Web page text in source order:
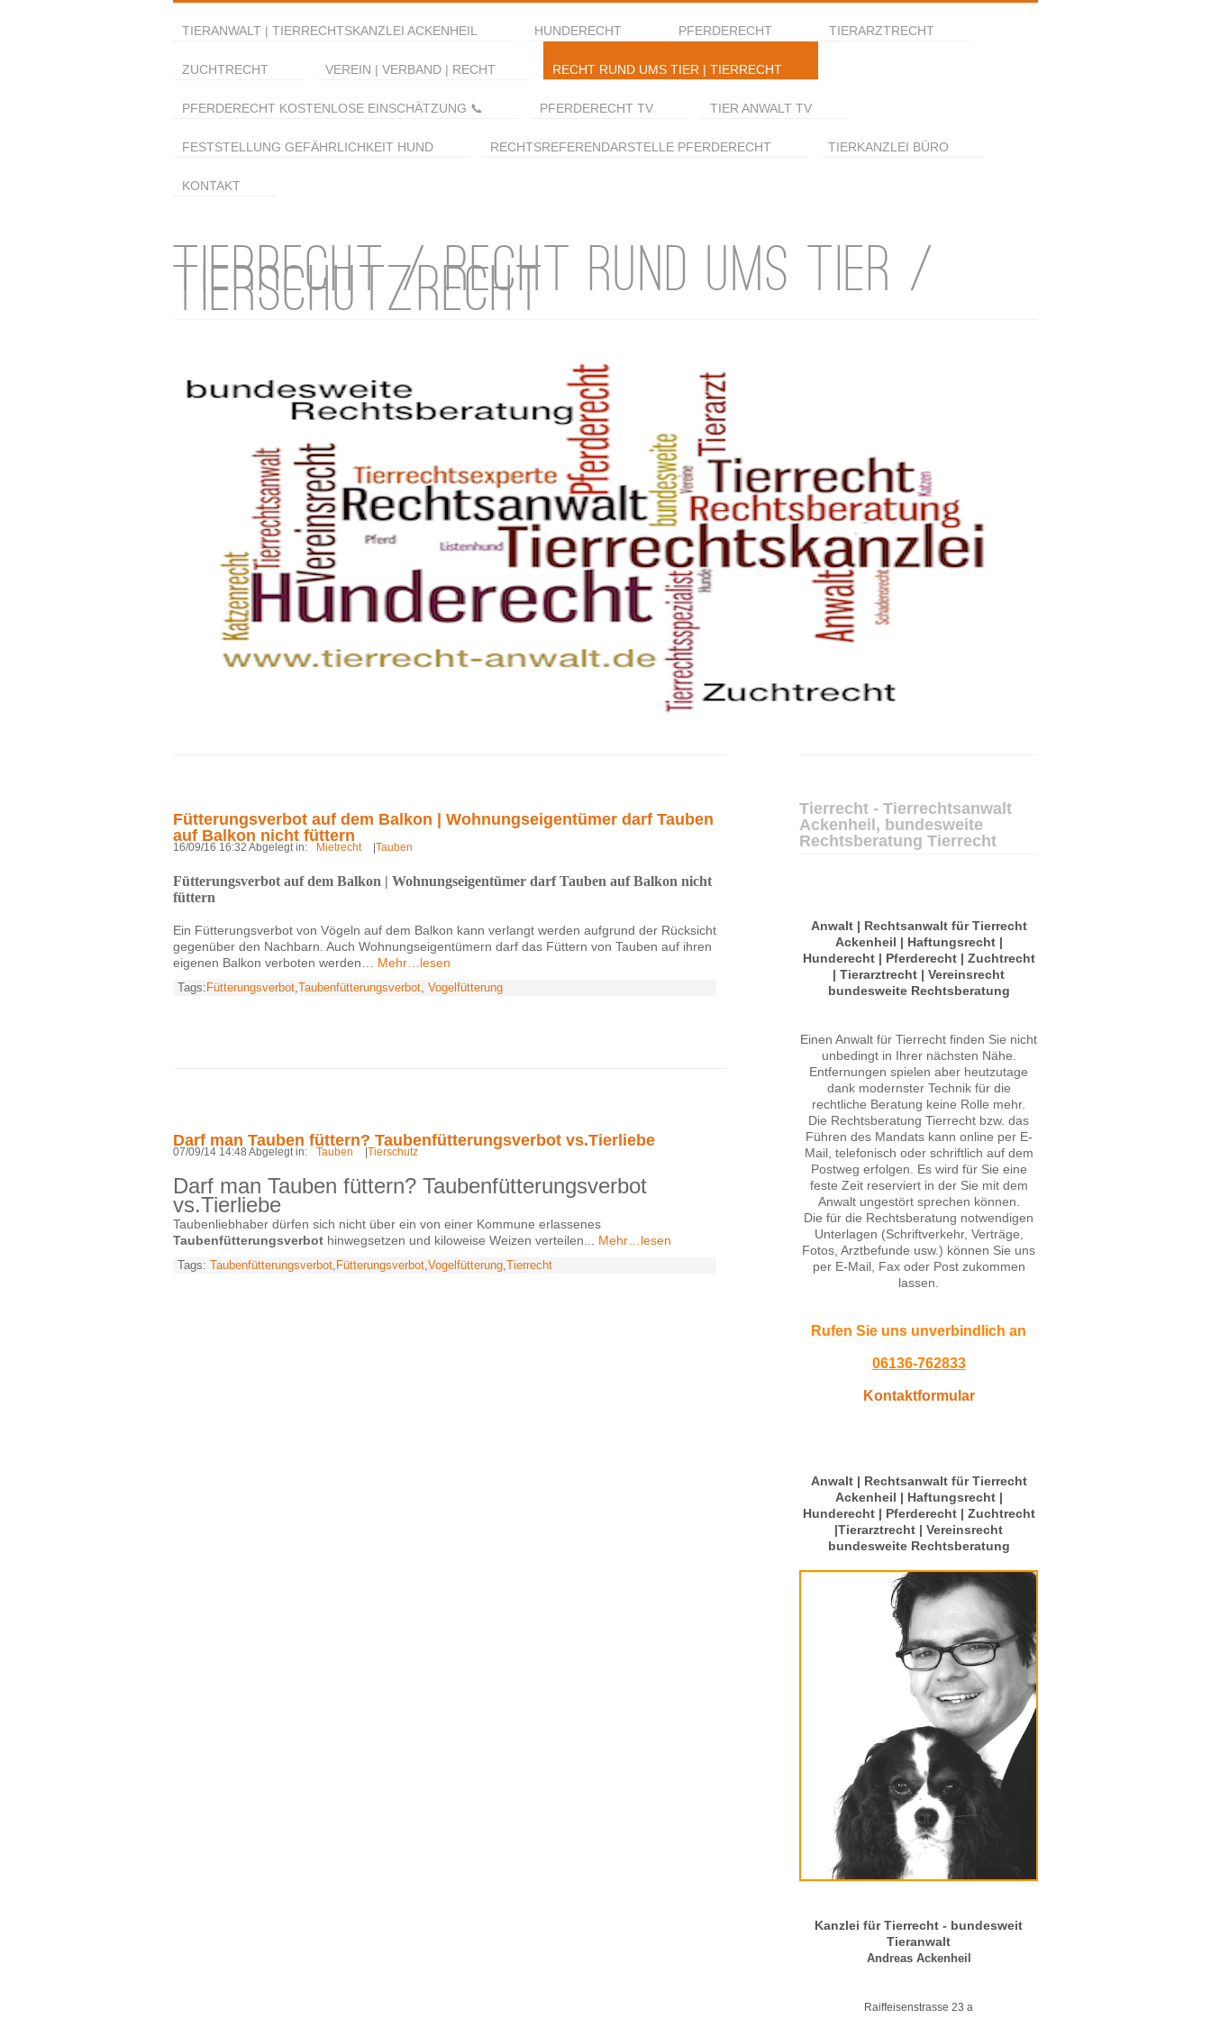
TIERANWALT | TIERRECHTSKANZLEI ACKENHEIL HUNDERECHT PFERDERECHT TIERARZTRECHT
ZUCHTRECHT VEREIN | VERBAND | RECHT RECHT RUND UMS TIER | TIERRECHT
PFERDERECHT KOSTENLOSE EINSCHÄTZUNG 📞 PFERDERECHT TV TIER ANWALT TV
FESTSTELLUNG GEFÄHRLICHKEIT HUND RECHTSREFERENDARSTELLE PFERDERECHT TIERKANZLEI BÜRO
KONTAKT
TIERRECHT / RECHT RUND UMS TIER /
TIERSCHUTZRECHT
Fütterungsverbot auf dem Balkon | Wohnungseigentümer darf Tauben
auf Balkon nicht füttern
16/09/16 16:32 Abgelegt in: Mietrecht Tauben
Fütterungsverbot auf dem Balkon | Wohnungseigentümer darf Tauben auf Balkon nicht
füttern
Ein Fütterungsverbot von Vögeln auf dem Balkon kann verlangt werden aufgrund der Rücksicht
gegenüber den Nachbarn. Auch Wohnungseigentümern darf das Füttern von Tauben auf ihren
eigenen Balkon verboten werden…
Mehr…lesen
Tags: Fütterungsverbot, Taubenfütterungsverbot, Vogelfütterung
Darf man Tauben füttern? Taubenfütterungsverbot vs.Tierliebe
07/09/14 14:48 Abgelegt in: Tauben Tierschutz
Darf man Tauben füttern? Taubenfütterungsverbot
vs.Tierliebe
Taubenliebhaber dürfen sich nicht über ein von einer Kommune erlassenes
Taubenfütterungsverbot hinwegsetzen und kiloweise Weizen verteilen... Mehr…lesen
Tags: Taubenfütterungsverbot, Fütterungsverbot,Vogelfütterung, Tierrecht
Tierrecht - Tierrechtsanwalt
Ackenheil, bundesweite
Rechtsberatung Tierrecht
Anwalt | Rechtsanwalt für Tierrecht
Ackenheil | Haftungsrecht |
Hunderecht | Pferderecht | Zuchtrecht
| Tierarztrecht | Vereinsrecht
bundesweite Rechtsberatung
Einen Anwalt für Tierrecht finden Sie nicht
unbedingt in Ihrer nächsten Nähe.
Entfernungen spielen aber heutzutage
dank modernster Technik für die
rechtliche Beratung keine Rolle mehr.
Die Rechtsberatung Tierrecht bzw. das
Führen des Mandats kann online per E-
Mail, telefonisch oder schriftlich auf dem
Postweg erfolgen. Es wird für Sie eine
feste Zeit reserviert in der Sie mit dem
Anwalt ungestört sprechen können.
Die für die Rechtsberatung notwendigen
Unterlagen (Schriftverkehr, Verträge,
Fotos, Arztbefunde usw.) können Sie uns
per E-Mail, Fax oder Post zukommen
lassen.
Rufen Sie uns unverbindlich an
06136-762833
Kontaktformular
Anwalt | Rechtsanwalt für Tierrecht
Ackenheil | Haftungsrecht |
Hunderecht | Pferderecht | Zuchtrecht
|Tierarztrecht | Vereinsrecht
bundesweite Rechtsberatung
Kanzlei für Tierrecht - bundesweit
Tieranwalt
Andreas Ackenheil
Raiffeisenstrasse 23 a